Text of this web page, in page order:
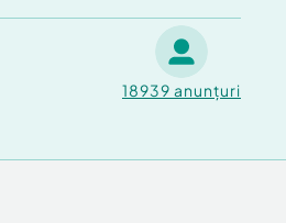
18939 anunțuri